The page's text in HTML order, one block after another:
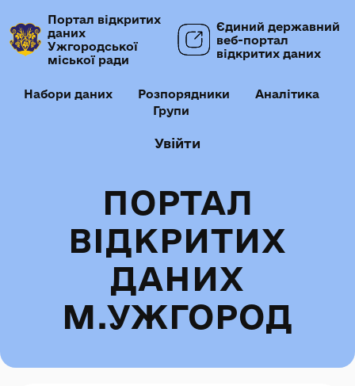
Портал відкритих
даних
Ужгородської
міської ради
Єдиний державний
веб-портал
відкритих даних
Набори даних Розпорядники
Аналітика
Групи
Увійти
ПОРТАЛ
ВІДКРИТИХ
ДАНИХ
М.УЖГОРОД